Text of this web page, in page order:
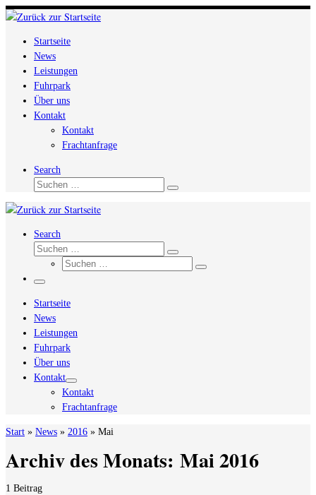
Zum
springenStartseite
News
Leistungen
Fuhrpark
Über uns
Kontakt
Kontakt
Frachtanfrage
Search
Suche
Suchen …
Search
Suche
Suchen …
Suche
Suchen …
Menü
Startseite
News
Leistungen
Fuhrpark
Über uns
Kontakt
Kontakt
Frachtanfrage
Start » News » 2016 » Mai
Archiv des Monats: Mai 2016
1 Beitrag